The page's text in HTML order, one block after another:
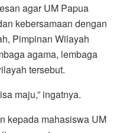
agar UM Papua
kebersamaan dengan
Pimpinan Wilayah
agama, lembaga
tersebut.
maju,” ingatnya.
kepada mahasiswa UM